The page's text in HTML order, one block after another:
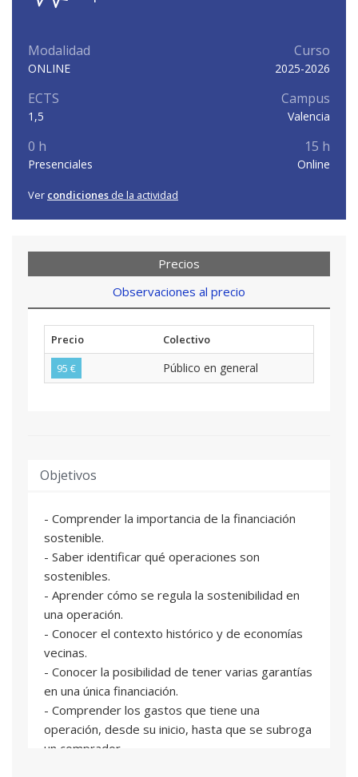
Modalidad
ONLINE
Curso
2025-2026
ECTS
1,5
Campus
Valencia
0 h
Presenciales
15 h
Online
Ver condiciones de la actividad
Precios
Observaciones al precio
Precio
Colectivo
95 €
Público en general
Objetivos
- Comprender la importancia de la financiación
sostenible.
- Saber identificar qué operaciones son
sostenibles.
- Aprender cómo se regula la sostenibilidad en
una operación.
- Conocer el contexto histórico y de economías
vecinas.
- Conocer la posibilidad de tener varias garantías
en una única financiación.
- Comprender los gastos que tiene una
operación, desde su inicio, hasta que se subroga
un comprador.